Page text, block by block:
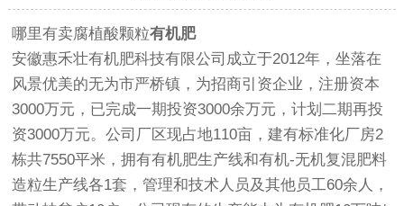
哪里有卖腐植酸颗粒有机肥
安徽惠禾壮有机肥科技有限公司成立于2012年，坐落在
风景优美的无为市严桥镇，为招商引资企业，注册资本
3000万元，已完成一期投资3000余万元，计划二期再投
资3000万元。公司厂区现占地110亩，建有标准化厂房2
栋共7550平米，拥有有机肥生产线和有机-无机复混肥料
造粒生产线各1套，管理和技术人员及其他员工60余人，